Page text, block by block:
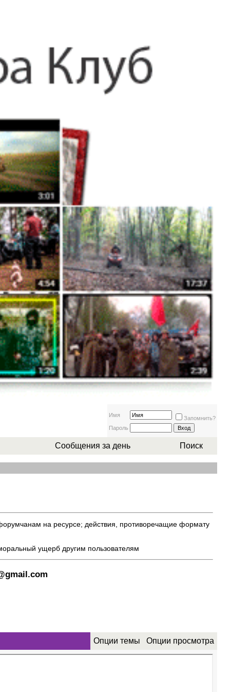
Имя
Запомнить?
Пароль
Сообщения за день Поиск
на ресурсе; действия, противоречащие формату
ущерб другим пользователям
Опции темы Опции просмотра